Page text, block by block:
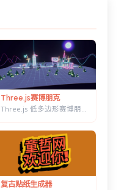
Three.js赛博朋克
Three.js 低多边形赛博朋克村落 — 霓虹辉光夜景，五项参数实时可调
复古贴纸生成器